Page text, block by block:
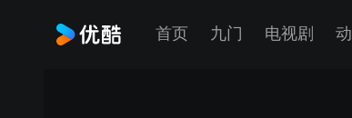
首页 九门 电视剧